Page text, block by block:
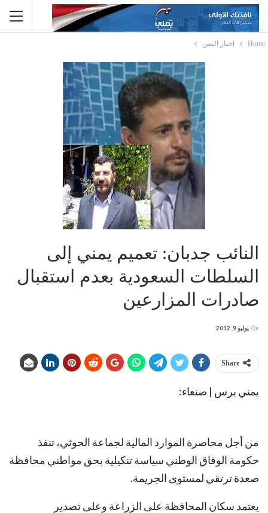
Home اخبار اليمن
النائب جدبان: تعميم يمني إلى
السلطات السعودية بعدم استقبال
صادرات المزارعين
On يوليو 9, 2012
Share
يمني برس | صنعاء:
من أجل محاصرة الموارد المالية لجماعة الحوثي، تنفذ
حكومة الوفاق الوطني سياسة تنكيلية بحق مواطني محافظة
صعدة ترتقي لمستوى الجريمة.
يعتمد سكان المحافظة على الزراعة وعلى تصدير